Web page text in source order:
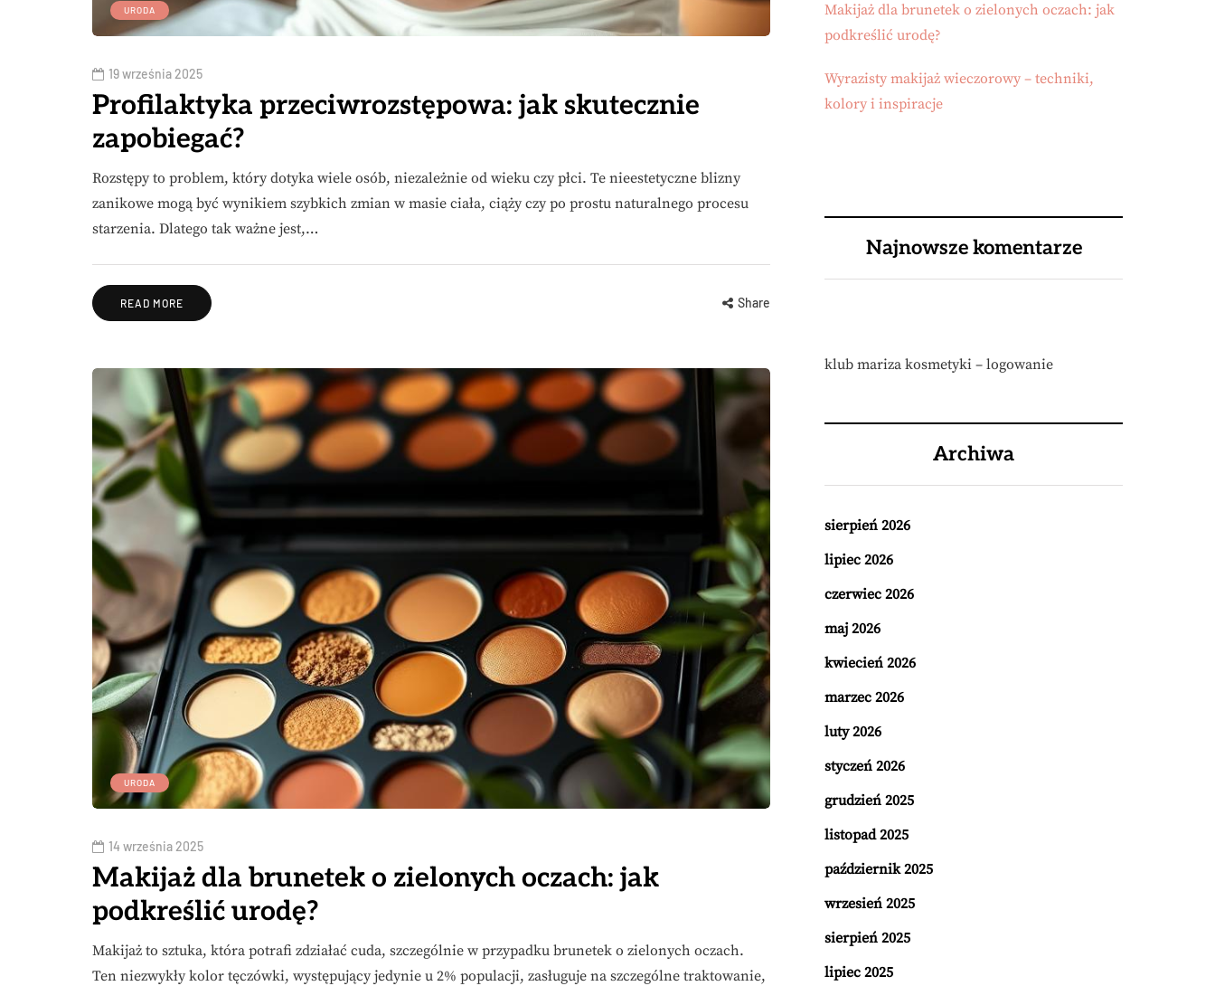
URODA
19 września 2025
Profilaktyka przeciwrozstępowa: jak skutecznie
zapobiegać?
Rozstępy to problem, który dotyka wiele osób, niezależnie od wieku czy płci. Te nieestetyczne blizny
zanikowe mogą być wynikiem szybkich zmian w masie ciała, ciąży czy po prostu naturalnego procesu
starzenia. Dlatego tak ważne jest,…
READ MORE Share
URODA
14 września 2025
Makijaż dla brunetek o zielonych oczach: jak
podkreślić urodę?
Makijaż to sztuka, która potrafi zdziałać cuda, szczególnie w przypadku brunetek o zielonych oczach.
Ten niezwykły kolor tęczówki, występujący jedynie u 2% populacji, zasługuje na szczególne traktowanie,
Makijaż dla brunetek o zielonych oczach: jak
podkreślić urodę?
Wyrazisty makijaż wieczorowy – techniki,
kolory i inspiracje
Najnowsze komentarze
klub mariza kosmetyki – logowanie
Archiwa
sierpień 2026
lipiec 2026
czerwiec 2026
maj 2026
kwiecień 2026
marzec 2026
luty 2026
styczeń 2026
grudzień 2025
listopad 2025
październik 2025
wrzesień 2025
sierpień 2025
lipiec 2025